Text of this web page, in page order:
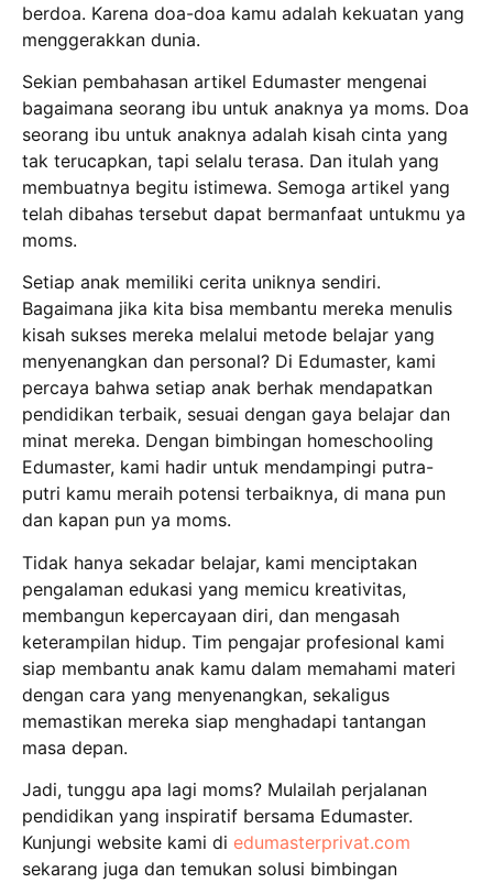
berdoa. Karena doa-doa kamu adalah kekuatan yang
menggerakkan dunia.
Sekian pembahasan artikel Edumaster mengenai
bagaimana seorang ibu untuk anaknya ya moms. Doa
seorang ibu untuk anaknya adalah kisah cinta yang
tak terucapkan, tapi selalu terasa. Dan itulah yang
membuatnya begitu istimewa. Semoga artikel yang
telah dibahas tersebut dapat bermanfaat untukmu ya
moms.
Setiap anak memiliki cerita uniknya sendiri.
Bagaimana jika kita bisa membantu mereka menulis
kisah sukses mereka melalui metode belajar yang
menyenangkan dan personal? Di Edumaster, kami
percaya bahwa setiap anak berhak mendapatkan
pendidikan terbaik, sesuai dengan gaya belajar dan
minat mereka. Dengan bimbingan homeschooling
Edumaster, kami hadir untuk mendampingi putra-
putri kamu meraih potensi terbaiknya, di mana pun
dan kapan pun ya moms.
Tidak hanya sekadar belajar, kami menciptakan
pengalaman edukasi yang memicu kreativitas,
membangun kepercayaan diri, dan mengasah
keterampilan hidup. Tim pengajar profesional kami
siap membantu anak kamu dalam memahami materi
dengan cara yang menyenangkan, sekaligus
memastikan mereka siap menghadapi tantangan
masa depan.
Jadi, tunggu apa lagi moms? Mulailah perjalanan
pendidikan yang inspiratif bersama Edumaster.
Kunjungi website kami di edumasterprivat.com
sekarang juga dan temukan solusi bimbingan